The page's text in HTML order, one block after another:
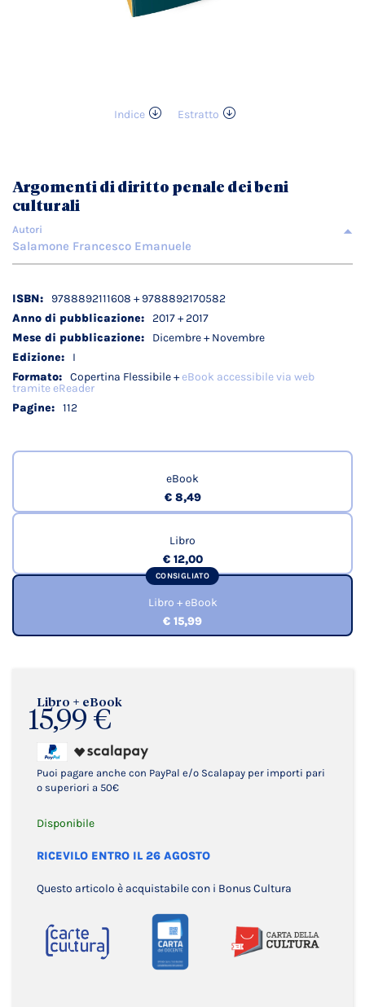
Indice
Estratto
galleria
di
immagini
Libro + eBook
15,99 €
Puoi pagare anche con PayPal e/o Scalapay per importi pari
o superiori a 50€
Disponibile
RICEVILO ENTRO IL 26 AGOSTO
Questo articolo è acquistabile con i Bonus Cultura
Argomenti di diritto penale dei beni
culturali
Autori
Salamone Francesco Emanuele
Dettagli
tecnici
9788892111608 + 9788892170582
2017 + 2017
Dicembre + Novembre
I
Copertina Flessibile +eBook accessibile via web
tramite eReader
112
eBook
€ 8,49
Libro
€ 12,00
CONSIGLIATO
Libro + eBook
€ 15,99